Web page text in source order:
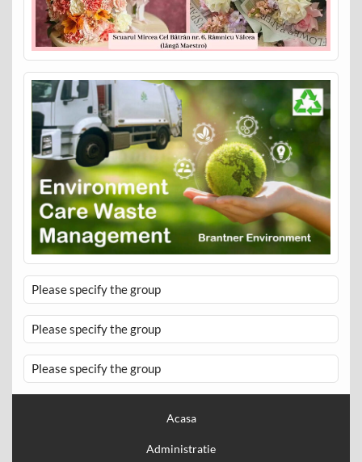
Please specify the group
Please specify the group
Please specify the group
Acasa
Administratie